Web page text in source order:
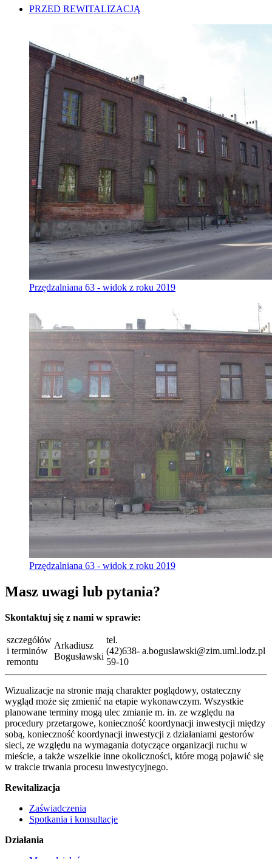
PRZED REWITALIZACJĄ
Przędzalniana 63 - widok z roku 2019
Przędzalniana 63 - widok z roku 2019
Masz uwagi lub pytania?
Skontaktuj się z nami w sprawie:
szczegółów
i terminów
remontu
Arkadiusz
Bogusławski
tel.
(42)638-
59-10
a.boguslawski@zim.uml.lodz.pl
Wizualizacje na stronie mają charakter poglądowy, ostateczny
wygląd może się zmienić na etapie wykonawczym. Wszystkie
planowane terminy mogą ulec zmianie m. in. ze względu na
procedury przetargowe, konieczność koordynacji inwestycji między
sobą, konieczność koordynacji inwestycji z działaniami gestorów
sieci, ze względu na wymagania dotyczące organizacji ruchu w
mieście, a także wszelkie inne okoliczności, które mogą pojawić się
w trakcie trwania procesu inwestycyjnego.
Rewitalizacja
Zaświadczenia
Spotkania i konsultacje
Działania